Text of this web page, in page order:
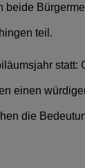
beide
teil.
statt:
einen
die